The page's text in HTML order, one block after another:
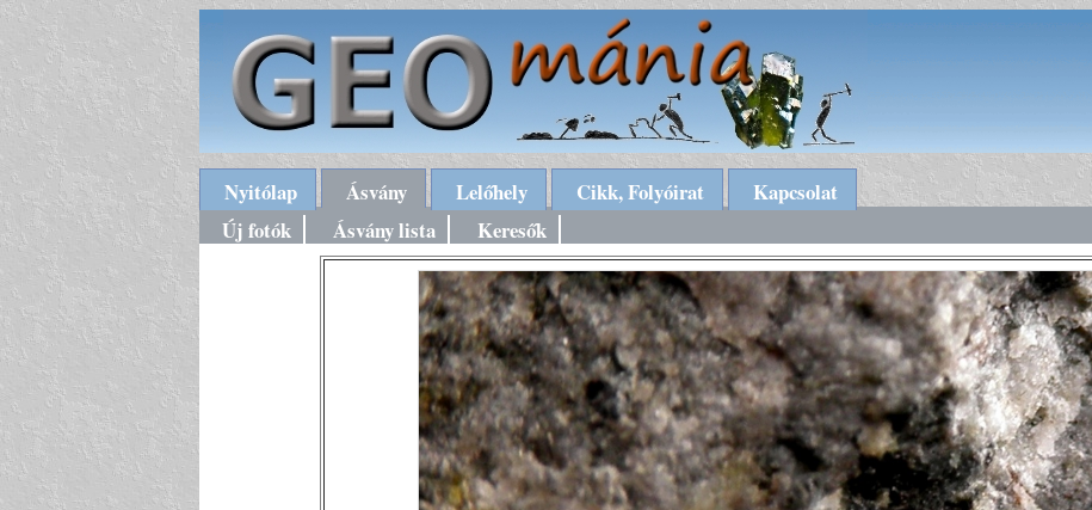
Nyitólap Ásvány Lelőhely Cikk, Folyóirat
Kapcsolat
Új fotók
Ásvány lista Keresők